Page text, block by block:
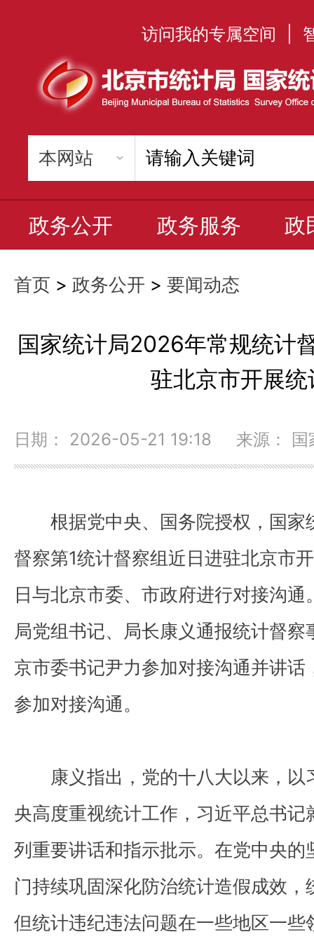
访问我的专属空间
政务公开 政务服务 政
首页 > 政务公开 > 要闻动态
国家统计局2026年常规统计
驻北京市开展
日期： 2026-05-21 19:18 来源： 国
根据党中央、国务院授权，国
督察第1统计督察组近日进驻北京市
日与北京市委、市政府进行对接沟
局党组书记、局长康义通报统计督
京市委书记尹力参加对接沟通并讲
参加对接沟通。
康义指出，党的十八大以来，
央高度重视统计工作，习近平总书
列重要讲话和指示批示。在党中央
门持续巩固深化防治统计造假成效
但统计违纪违法问题在一些地区一